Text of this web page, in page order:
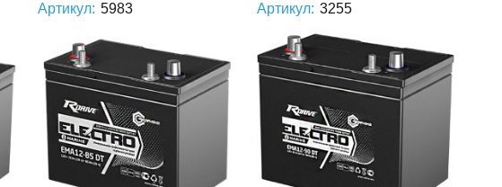
Артикул: 5983 Артикул: 3255